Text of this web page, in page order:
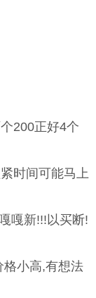
200正好4个
时间可能马上
嘎新!!!以买断!
格小高,有想法